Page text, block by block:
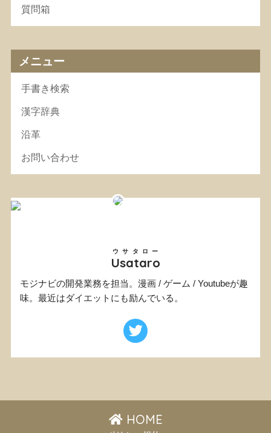
質問箱
メニュー
手書き検索
漢字辞典
沿革
お問い合わせ
Usataro
ウサタロー
モジナビの開発業務を担当。漫画 / ゲーム / Youtubeが趣
味。最近はダイエットにも励んでいる。
HOME